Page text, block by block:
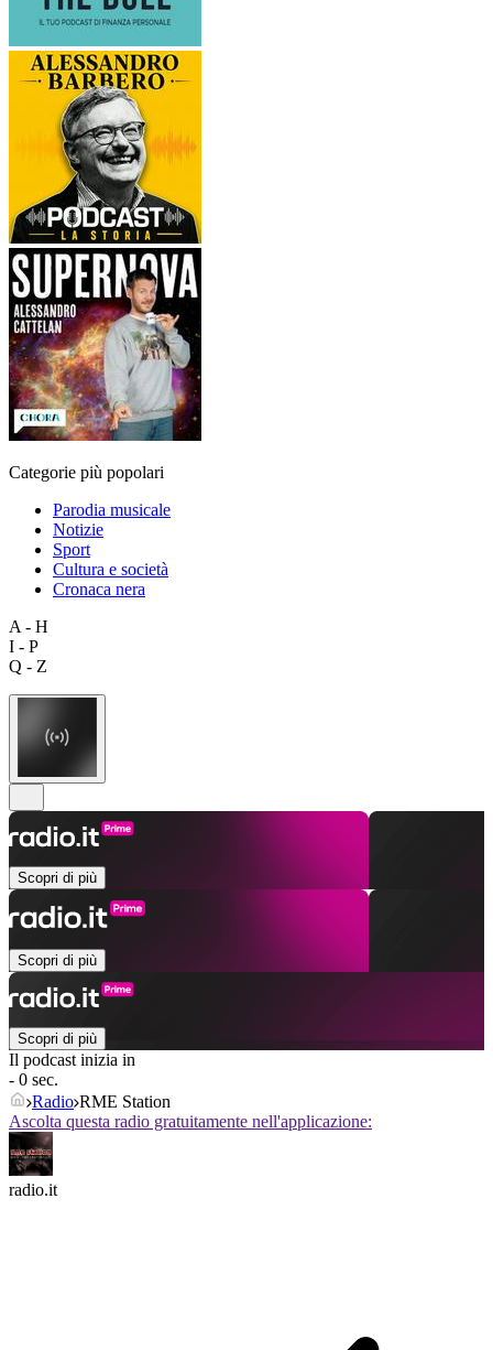
Categorie più popolari
Parodia musicale
Notizie
Sport
Cultura e società
Cronaca nera
A - H
I - P
Q - Z
Scopri di più
Scopri di più
Scopri di più
Il podcast inizia in
- 0 sec.
Radio RME Station
Ascolta questa radio gratuitamente nell'applicazione:
radio.it